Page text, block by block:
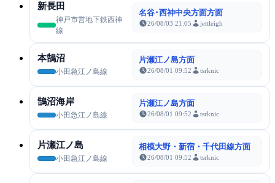
新長田
神戸市営地下鉄西神
線
名谷･西神中央方面方面
26/08/03 21:05 jettleigh
本鵠沼
小田急江ノ島線
片瀬江ノ島方面
26/08/01 09:52 tsrknic
鵠沼海岸
小田急江ノ島線
片瀬江ノ島方面
26/08/01 09:52 tsrknic
片瀬江ノ島
小田急江ノ島線
相模大野・新宿・千代田線方面
26/08/01 09:52 tsrknic